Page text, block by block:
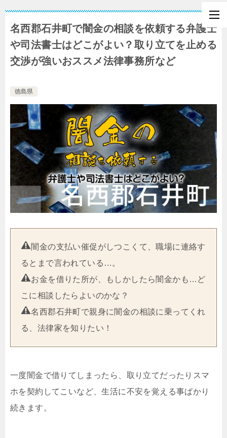
名西郡石井町で闇金の相談を依頼する弁護士
や司法書士はどこがよい？取り立てを止める
交渉が強いおススメ法律事務所など
徳島県
闇金の支払い催促がしつこくて、職場に連絡す
るとまで言われている…。
お金を借りた所が、もしかしたら闇金かも…ど
こに相談したらよいのかな？
名西郡石井町で親身に闇金の相談に乗ってくれ
る、法律家を知りたい！
一度闇金で借りてしまったら、取り立てだったりスマ
ホを契約してこいなど、生活に不安を覚える事ばかり
続きます。